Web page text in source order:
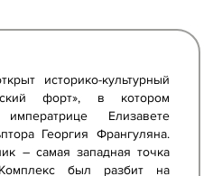
историко-культурный
форт», в котором
Елизавете
Георгия Франгуляна.
– самая западная точка
был разбит на